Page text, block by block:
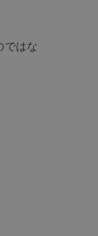
ではな